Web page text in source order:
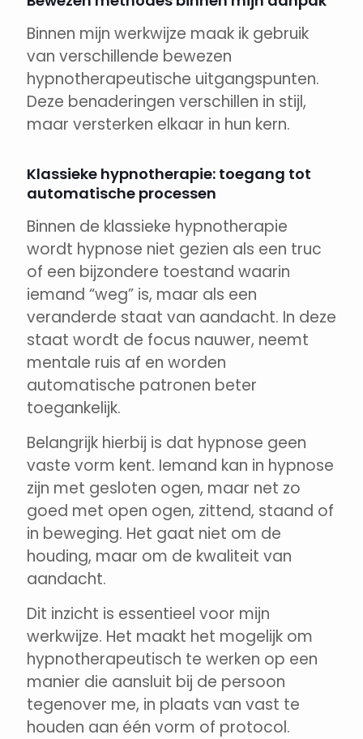
Binnen mijn werkwijze maak ik gebruik
van verschillende bewezen
hypnotherapeutische uitgangspunten.
Deze benaderingen verschillen in stijl,
maar versterken elkaar in hun kern.
Klassieke hypnotherapie: toegang tot
automatische processen
Binnen de klassieke hypnotherapie
wordt hypnose niet gezien als een truc
of een bijzondere toestand waarin
iemand “weg” is, maar als een
veranderde staat van aandacht. In deze
staat wordt de focus nauwer, neemt
mentale ruis af en worden
automatische patronen beter
toegankelijk.
Belangrijk hierbij is dat hypnose geen
vaste vorm kent. Iemand kan in hypnose
zijn met gesloten ogen, maar net zo
goed met open ogen, zittend, staand of
in beweging. Het gaat niet om de
houding, maar om de kwaliteit van
aandacht.
Dit inzicht is essentieel voor mijn
werkwijze. Het maakt het mogelijk om
hypnotherapeutisch te werken op een
manier die aansluit bij de persoon
tegenover me, in plaats van vast te
houden aan één vorm of protocol.